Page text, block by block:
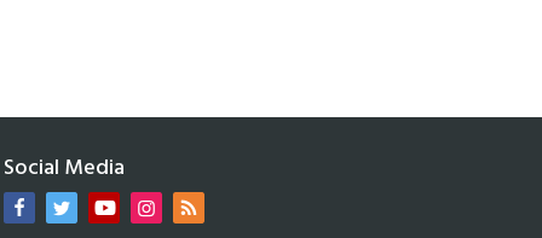
Social Media